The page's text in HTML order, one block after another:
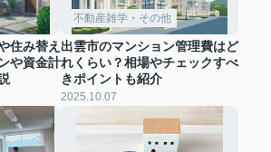
住み替え
や資金計
不動産雑学・その他
出雲市のマンション管理費はど
れくらい？相場やチェックすべ
きポイントも紹介
2025.10.07